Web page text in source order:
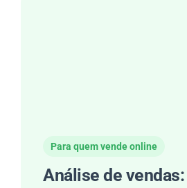
Para quem vende online
Análise de